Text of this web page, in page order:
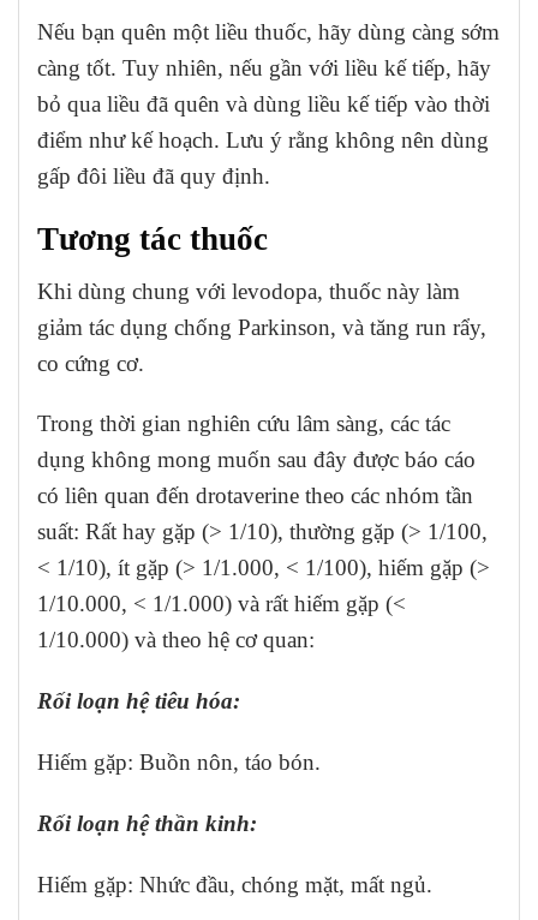
Nếu bạn quên một liều thuốc, hãy dùng càng sớm
càng tốt. Tuy nhiên, nếu gần với liều kế tiếp, hãy
bỏ qua liều đã quên và dùng liều kế tiếp vào thời
điểm như kế hoạch. Lưu ý rằng không nên dùng
gấp đôi liều đã quy định.
Tương tác thuốc
Khi dùng chung với levodopa, thuốc này làm
giảm tác dụng chống Parkinson, và tăng run rẩy,
co cứng cơ.
Trong thời gian nghiên cứu lâm sàng, các tác
dụng không mong muốn sau đây được báo cáo
có liên quan đến drotaverine theo các nhóm tần
suất: Rất hay gặp (> 1/10), thường gặp (> 1/100,
< 1/10), ít gặp (> 1/1.000, < 1/100), hiếm gặp (>
1/10.000, < 1/1.000) và rất hiếm gặp (<
1/10.000) và theo hệ cơ quan:
Rối loạn hệ tiêu hóa:
Hiếm gặp: Buồn nôn, táo bón.
Rối loạn hệ thần kinh:
Hiếm gặp: Nhức đầu, chóng mặt, mất ngủ.